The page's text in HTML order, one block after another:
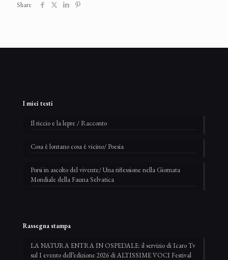
Share
I miei testi
Il riccio e la lepre / Racconto
Cosa è lontano cosa è vicino/ Poesia
Porsi in ascolto del vivente/ Una riflessione nella Giornata
Mondiale della Fauna Selvatica
Rassegna stampa
LA NATURA ENTRA IN OSPEDALE: il servizio di Icaro Tv
sul I evento dell’edizione 2026 di ALTISSIME VOCI Festival